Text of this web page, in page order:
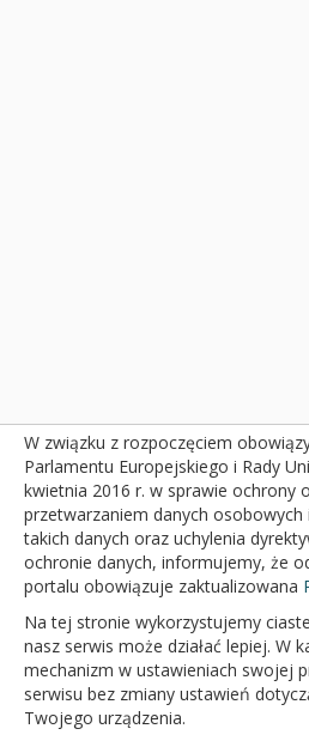
W związku z rozpoczęciem
Parlamentu Europejskiego i Rady
kwietnia 2016 r. w sprawie ochrony
przetwarzaniem danych
takich danych oraz uchylenia
ochronie danych, informujemy, że
portalu obowiązuje zaktualizowana
Na tej stronie wykorzystujemy
nasz serwis może działać lepiej. W
mechanizm w ustawieniach swojej
serwisu bez zmiany ustawień
Twojego urządzenia.